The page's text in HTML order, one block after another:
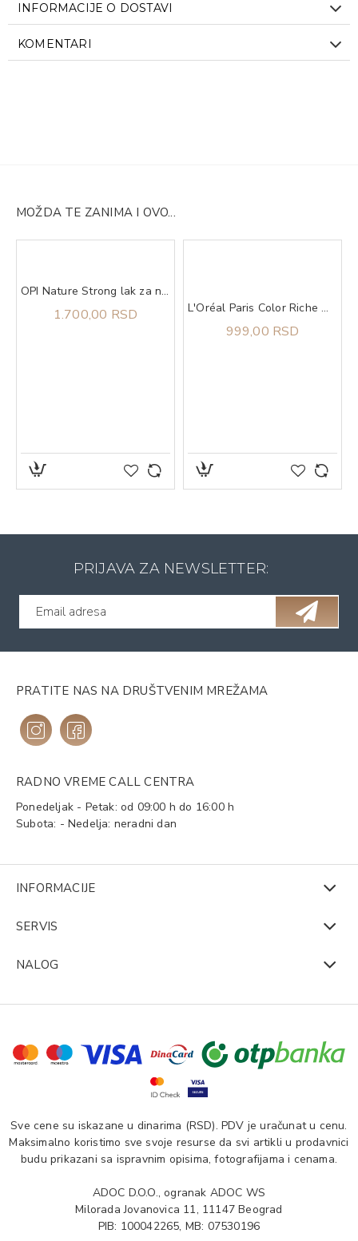
INFORMACIJE O DOSTAVI
KOMENTARI
MOŽDA TE ZANIMA I OVO...
OPI Nature Strong lak za nokte We Canyon Do Better
1.700,00 RSD L'Oréal Paris Color Riche Olovka Za Usne 570 Worth It Int
999,00 RSD
PRIJAVA ZA NEWSLETTER:
PRATITE NAS NA DRUŠTVENIM MREŽAMA
RADNO VREME CALL CENTRA
Ponedeljak - Petak: od 09:00 h do 16:00 h
Subota: - Nedelja: neradni dan
INFORMACIJE
SERVIS
NALOG
Sve cene su iskazane u dinarima (RSD). PDV je uračunat u cenu.
Maksimalno koristimo sve svoje resurse da svi artikli u prodavnici
budu prikazani sa ispravnim opisima, fotografijama i cenama.
ADOC D.O.O., ogranak ADOC WS
Milorada Jovanovica 11, 11147 Beograd
PIB: 100042265, MB: 07530196